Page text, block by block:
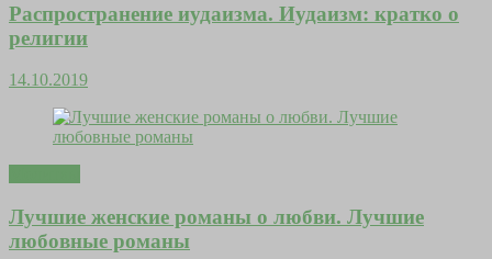
Распространение иудаизма. Иудаизм: кратко о
религии
14.10.2019
Лучшие женские романы о любви. Лучшие
любовные романы